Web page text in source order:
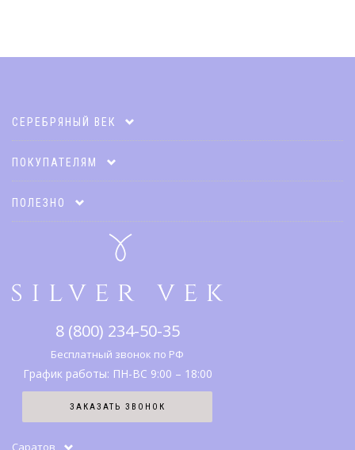
СЕРЕБРЯНЫЙ ВЕК
Карта клиента
Акции
Правовая информация
История бренда
ПОКУПАТЕЛЯМ
Оплата и доставка
Гарантии и возврат
Серебро
ПОЛЕЗНО
Карта сайта
8 (800) 234-50-35
Бесплатный звонок по РФ
График работы: ПН-ВС 9:00 – 18:00
ЗАКАЗАТЬ ЗВОНОК
Саратов